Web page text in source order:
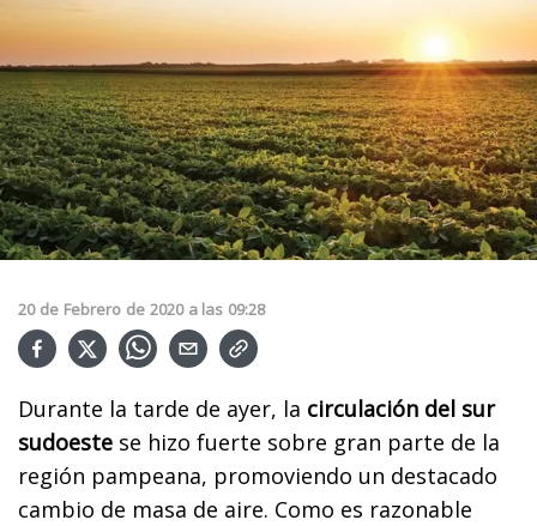
20 de Febrero de 2020 a las 09:28
Durante la tarde de ayer, la circulación del sur
sudoeste se hizo fuerte sobre gran parte de la
región pampeana, promoviendo un destacado
cambio de masa de aire. Como es razonable